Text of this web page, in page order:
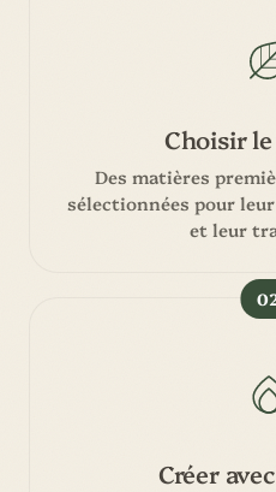
Choisir
Des matières
sélectionnées pour
et leur
Créer